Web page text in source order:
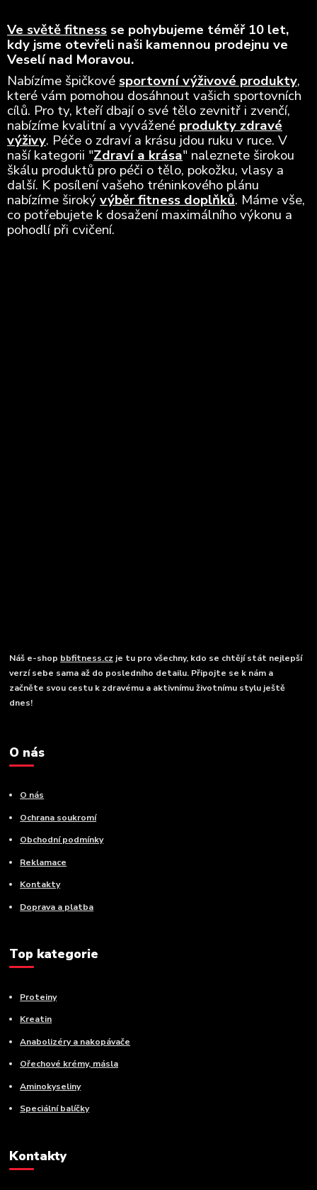
Ve světě fitness se pohybujeme téměř 10 let,
kdy jsme otevřeli naši kamennou prodejnu ve
Veselí nad Moravou.
Nabízíme špičkové sportovní výživové produkty,
které vám pomohou dosáhnout vašich sportovních
cílů. Pro ty, kteří dbají o své tělo zevnitř i zvenčí,
nabízíme kvalitní a vyvážené produkty zdravé
výživy. Péče o zdraví a krásu jdou ruku v ruce. V
naší kategorii "Zdraví a krása" naleznete širokou
škálu produktů pro péči o tělo, pokožku, vlasy a
další. K posílení vašeho tréninkového plánu
nabízíme širokývýběr fitness doplňků. Máme vše,
co potřebujete k dosažení maximálního výkonu a
pohodlí při cvičení.
Náš e-shop bbfitness.cz je tu pro všechny, kdo se chtějí stát nejlepší
verzí sebe sama až do posledního detailu. Připojte se k nám a
začněte svou cestu k zdravému a aktivnímu životnímu stylu ještě
dnes!
O nás
O nás
Ochrana soukromí
Obchodní podmínky
Reklamace
Kontakty
Doprava a platba
Top kategorie
Proteiny
Kreatin
Anabolizéry a nakopávače
Ořechové krémy, másla
Aminokyseliny
Speciální balíčky
Kontakty